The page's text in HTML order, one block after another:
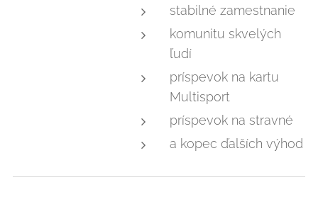
stabilné zamestnanie
komunitu skvelých
ľudí
príspevok na kartu
Multisport
príspevok na stravné
a kopec ďalších výhod